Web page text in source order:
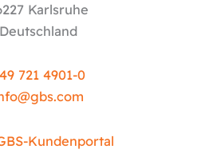
Karlsruhe
Deutschland
721 4901-0
gbs.com
Kundenportal